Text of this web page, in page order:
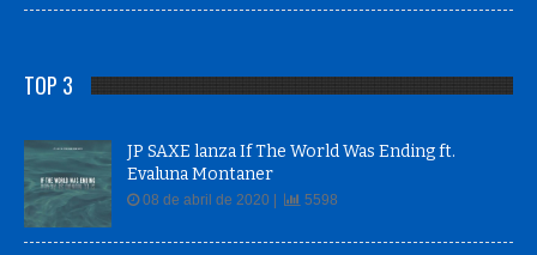
Evaluna Montaner
08 de abril de 2020 |
Claudio Basso celebra 20 años de Operación